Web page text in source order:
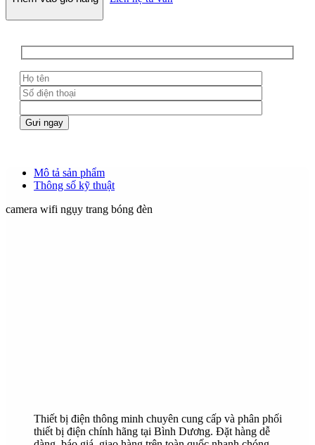
trang
bóng
số
lượng
Mô tả sản phẩm
Thông số kỹ thuật
camera wifi ngụy trang bóng đèn
Thiết bị điện thông minh chuyên cung cấp và phân phối
thiết bị điện chính hãng tại Bình Dương. Đặt hàng dễ